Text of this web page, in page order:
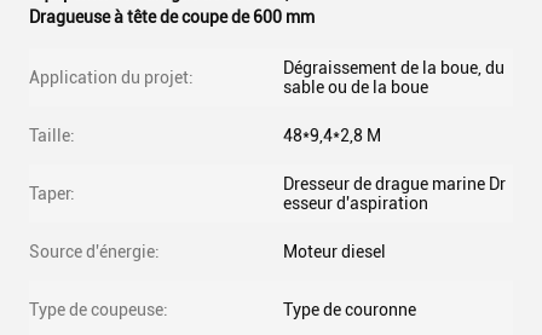
Dragueuse à tête de coupe de 600 mm
Application du projet:
Dégraissement de la boue, du
sable ou de la boue
Taille: 48*9,4*2,8 M
Taper:
Dresseur de drague marine Dr
esseur d'aspiration
Source d'énergie: Moteur diesel
Type de coupeuse: Type de couronne